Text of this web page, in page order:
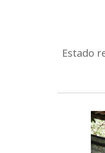
Estado